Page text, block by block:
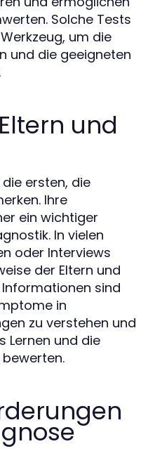
Solche Tests
um die
und die geeigneten
und
ersten, die
Ihre
ein wichtiger
In vielen
oder Interviews
der Eltern und
Informationen sind
in
zu verstehen und
Lernen und die